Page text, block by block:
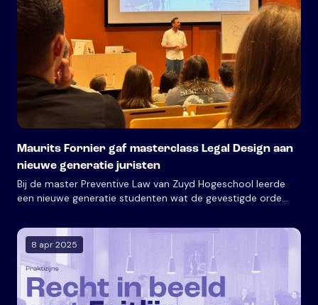
Maurits Fornier gaf masterclass Legal Design aan
nieuwe generatie juristen
Bij de master Preventive Law van Zuyd Hogeschool leerde
een nieuwe generatie studenten wat de gevestigde orde
daadwerkelijk gebruikt worden. Een praktijkgerichte blik op
de toekomst van juridische communicatie.
8 apr 2025